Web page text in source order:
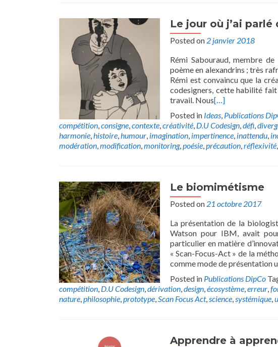
Le jour où j’ai parlé
Posted on 2 janvier 2018
Rémi Sabouraud, membre
poème en alexandrins ; très
Rémi est convaincu que la
codesigners, cette habilité
travail. Nous[…]
Posted in Ideas, Publications
compétition,consigne,contexte,créativité, D.U Codesign,défi,
harmonie,histoire,humour, imagination, impertinence, inattendu,
modération,modification,monitoring,poésie,précaution,réflexivité,
Le biomimétisme
Posted on 21 octobre 2017
La présentation de la
Watson pour IBM, avait
particulier en matière
« Scan-Focus-Act » de la
comme mode de présentation
Posted in Publications DipCo
compétition, D.U Codesign,dérivation,design,écosystème,erreur,
nature,philosophie,prototype,Scan Focus Act,science,systémique,
Apprendre à